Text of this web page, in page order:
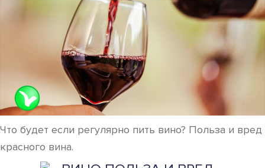
Что будет если регулярно пить вино? Польза и вред
красного вина.